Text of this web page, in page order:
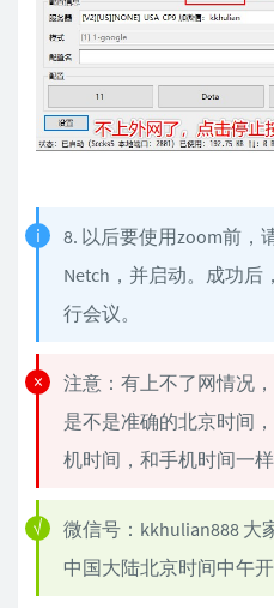
8. 以后要使用zoom前，
Netch，并启动。成功后
行会议。
注意：有上不了网情况
是不是准确的北京时间
机时间，和手机时间一
微信号：kkhulian888 大
中国大陆北京时间中午开